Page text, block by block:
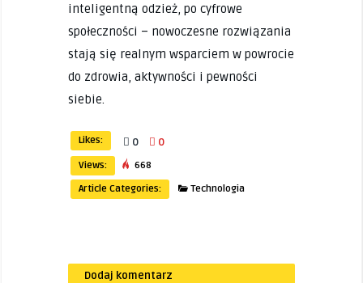
inteligentną odzież, po cyfrowe
społeczności – nowoczesne rozwiązania
stają się realnym wsparciem w powrocie
do zdrowia, aktywności i pewności
siebie.
Likes: 0 0
Views:
668
Article Categories:
Technologia
Dodaj komentarz